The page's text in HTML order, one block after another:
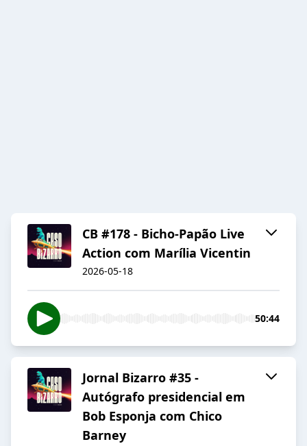
CB #178 - Bicho-Papão Live
Action com Marília Vicentin
2026-05-18
50:44
Jornal Bizarro #35 -
Autógrafo presidencial em
Bob Esponja com Chico
Barney